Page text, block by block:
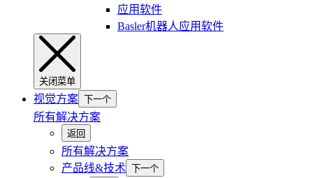
应用软件
Basler机器人应用软件
关闭菜单
视觉方案 下一个
所有解决方案
返回
所有解决方案
产品线&技术
下一个